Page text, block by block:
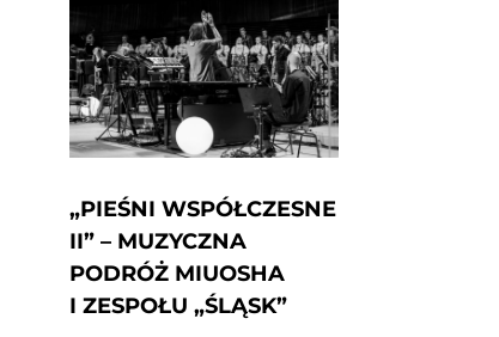
„PIEŚNI WSPÓŁCZESNE
II” – MUZYCZNA
PODRÓŻ MIUOSHA
I ZESPOŁU „ŚLĄSK”